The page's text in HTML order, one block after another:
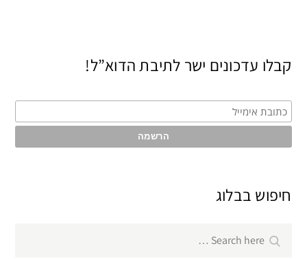
קבלו עדכונים ישר לתיבת הדוא”ל!
חיפוש בבלוג
for:
Search